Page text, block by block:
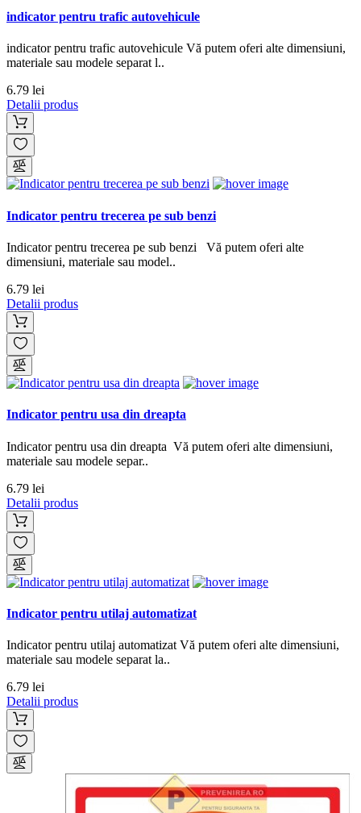
indicator pentru trafic autovehicule
indicator pentru trafic autovehicule Vă putem oferi alte dimensiuni,
materiale sau modele separat l..
6.79 lei
Detalii produs
Indicator pentru trecerea pe sub benzi
Indicator pentru trecerea pe sub benzi Vă putem oferi alte
dimensiuni, materiale sau model..
6.79 lei
Detalii produs
Indicator pentru usa din dreapta
Indicator pentru usa din dreapta Vă putem oferi alte dimensiuni,
materiale sau modele separ..
6.79 lei
Detalii produs
Indicator pentru utilaj automatizat
Indicator pentru utilaj automatizat Vă putem oferi alte dimensiuni,
materiale sau modele separat la..
6.79 lei
Detalii produs